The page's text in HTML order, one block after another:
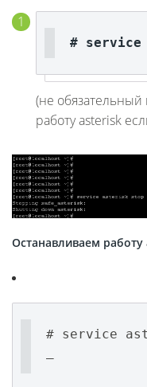
#
(не обязательный
работу asterisk
Останавливаем
# service
–